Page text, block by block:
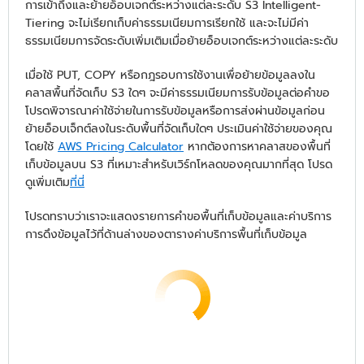
การเข้าถึงและย้ายอ็อบเจกต์ระหว่างแต่ละระดับ S3 Intelligent-
Tiering จะไม่เรียกเก็บค่าธรรมเนียมการเรียกใช้ และจะไม่มีค่า
ธรรมเนียมการจัดระดับเพิ่มเติมเมื่อย้ายอ็อบเจกต์ระหว่างแต่ละระดับ
เมื่อใช้ PUT, COPY หรือกฎรอบการใช้งานเพื่อย้ายข้อมูลลงใน
คลาสพื้นที่จัดเก็บ S3 ใดๆ จะมีค่าธรรมเนียมการรับข้อมูลต่อคำขอ
โปรดพิจารณาค่าใช้จ่ายในการรับข้อมูลหรือการส่งผ่านข้อมูลก่อน
ย้ายอ็อบเจ็กต์ลงในระดับพื้นที่จัดเก็บใดๆ ประเมินค่าใช้จ่ายของคุณ
โดยใช้ AWS Pricing Calculator หากต้องการหาคลาสของพื้นที่
เก็บข้อมูลบน S3 ที่เหมาะสำหรับเวิร์กโหลดของคุณมากที่สุด โปรด
ดูเพิ่มเติมที่นี่
โปรดทราบว่าเราจะแสดงรายการคำขอพื้นที่เก็บข้อมูลและค่าบริการ
การดึงข้อมูลไว้ที่ด้านล่างของตารางค่าบริการพื้นที่เก็บข้อมูล